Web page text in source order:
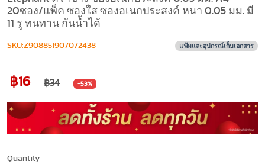
20ซอง/แพ็ค ซองใส ซองอเนกประสงค์ หนา 0.05 มม. มี
11 รู ทนทาน กันน้ำได้
SKU:Z908851907072438 แฟ้มและอุปกรณ์เก็บเอกสาร
฿16 ฿34 -53%
Quantity